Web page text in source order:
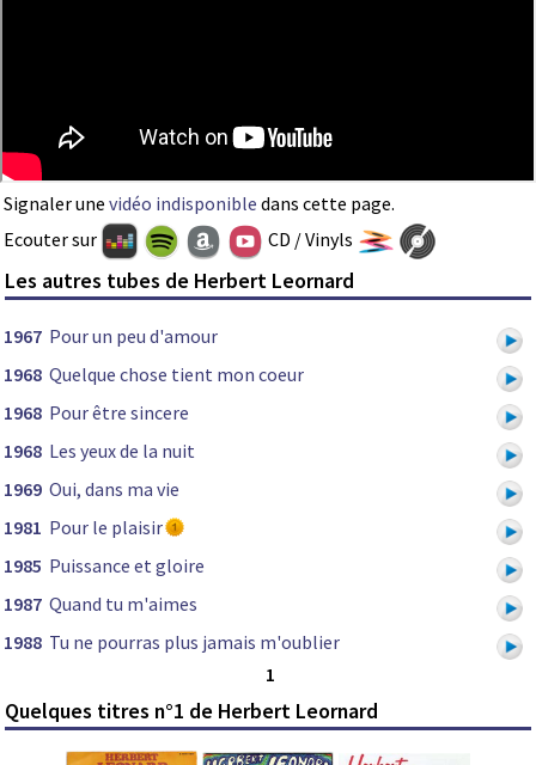
Signaler une vidéo indisponible dans cette page.
Ecouter sur
CD / Vinyls
Les autres tubes de Herbert Leornard
1967 Pour un peu d'amour
1968 Quelque chose tient mon coeur
1968 Pour être sincere
1968 Les yeux de la nuit
1969 Oui, dans ma vie
1981 Pour le plaisir
1985 Puissance et gloire
1987 Quand tu m'aimes
1988 Tu ne pourras plus jamais m'oublier
1
Quelques titres n°1 de Herbert Leornard